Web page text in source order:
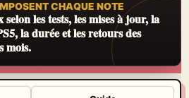
CHAQUE NOTE
les tests, les mises à jour, la
la durée et les retours des
mois.